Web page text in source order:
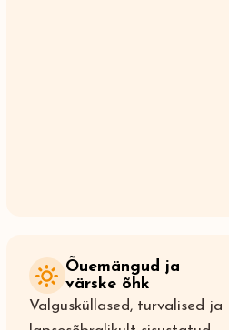
Õuemängud ja
värske õhk
Valgusküllased, turvalised ja